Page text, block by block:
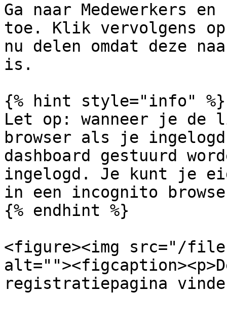
Ga naar Medewerkers
toe. Klik vervolgens
nu delen omdat deze
is.
{% hint style="info" %}
Let op: wanneer je de
browser als je
dashboard gestuurd
ingelogd. Je kunt je
in een incognito
{% endhint %}
<figure><img src="/files/